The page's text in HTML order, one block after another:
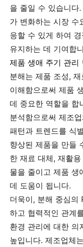
을 줄일 수 있습니다
가 변화하는 시장 수
응할 수 있게 하여
유지하는 데 기여합
제품 생애 주기 관리
분해는 제품 조성,
이해함으로써 제품
데 중요한 역할을 합
분석함으로써 제조
패턴과 트렌드를 식
향상된 제품을 만들
한 재료 대체, 재활
물을 줄이고 제품 생
데 도움이 됩니다.
더욱이, 분해 중심의
하고 협력적인 관계
환경 관리에 대한 의
높입니다. 제조업체